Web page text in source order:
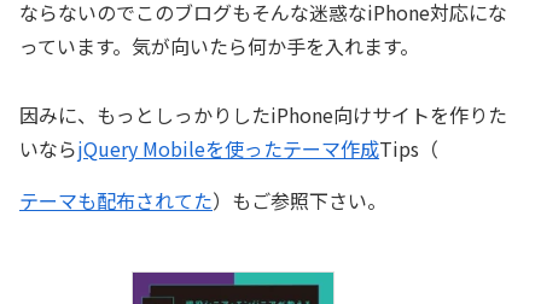
ならないのでこのブログもそんな迷惑なiPhone対応にな
っています。気が向いたら何か手を入れます。
因みに、もっとしっかりしたiPhone向けサイトを作りた
いならjQuery Mobileを使ったテーマ作成Tips（
テーマも配布されてた）もご参照下さい。